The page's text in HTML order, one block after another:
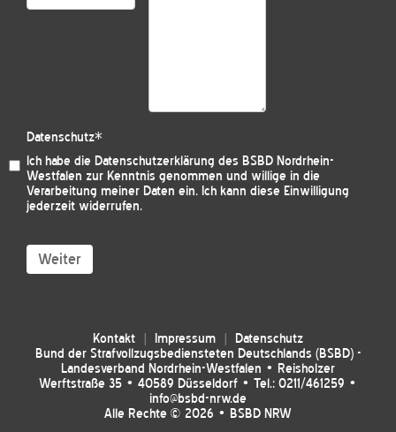
Datenschutz*
Ich habe die Datenschutzerklärung des BSBD Nordrhein-
Westfalen zur Kenntnis genommen und willige in die
Verarbeitung meiner Daten ein. Ich kann diese Einwilligung
jederzeit widerrufen.
Weiter
Kontakt Impressum
Datenschutz
Bund der Strafvollzugsbediensteten Deutschlands (BSBD) -
Landesverband Nordrhein-Westfalen • Reisholzer
Werftstraße 35 • 40589 Düsseldorf • Tel.: 0211/461259 •
info@bsbd-nrw.de
Alle Rechte © 2026 • BSBD NRW